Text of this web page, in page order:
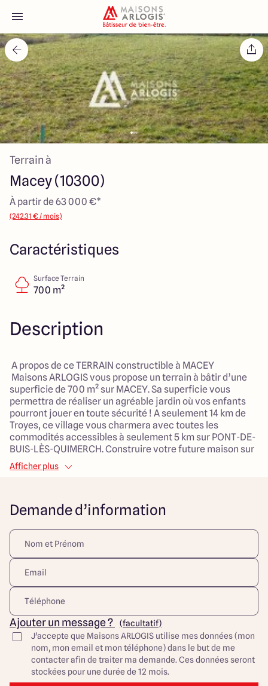
Accueil
Nos maisons
Nos annonces
Votre projet
Qui sommes-nous
Maisons ARLOGIS Aube
40 Route de Troyes
10120 Saint-Germain
4.6
Terrain à
Macey (10300)
À partir de 63 000 €*
(242.31 € / mois)
Caractéristiques
Surface Terrain
700 m²
Description
A propos de ce TERRAIN constructible à MACEY
Maisons ARLOGIS vous propose un terrain à bâtir d’une
superficie de 700 m² sur MACEY. Sa superficie vous
permettra de réaliser un agréable jardin où vos enfants
pourront jouer en toute sécurité ! A seulement 14 km de
Troyes, ce village vous charmera avec toutes les
commodités accessibles à seulement 5 km sur PONT-DE-
BUIS-LÈS-QUIMERCH. Construire votre future maison sur
un terrain à MACEY est une belle opportunité ! Ce terrain à
bâtir est vendu par notre partenaire foncier, sous réserve
Afficher plus
Demande d’information
Ajouter un message ?
(facultatif)
J'accepte que Maisons ARLOGIS utilise mes données (mon
nom, mon email et mon téléphone) dans le but de me
contacter afin de traiter ma demande. Ces données seront
stockées pour une durée de 12 mois.